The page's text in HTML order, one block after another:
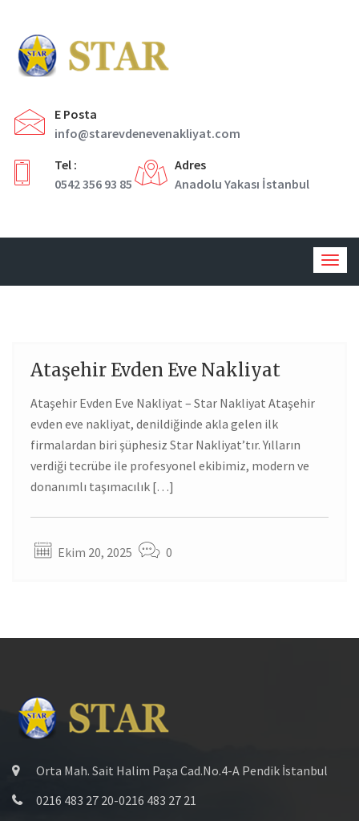
E Posta
info@starevdenevenakliyat.com
Tel :
0542 356 93 85
Adres
Anadolu Yakası İstanbul
EKI
Ataşehir Evden Eve Nakliyat
Ataşehir Evden Eve Nakliyat – Star Nakliyat Ataşehir
evden eve nakliyat, denildiğinde akla gelen ilk
firmalardan biri şüphesiz Star Nakliyat’tır. Yılların
verdiği tecrübe ile profesyonel ekibimiz, modern ve
donanımlı taşımacılık […]
Ekim 20, 2025 0
Orta Mah. Sait Halim Paşa Cad.No.4-A Pendik İstanbul
0216 483 27 20-0216 483 27 21